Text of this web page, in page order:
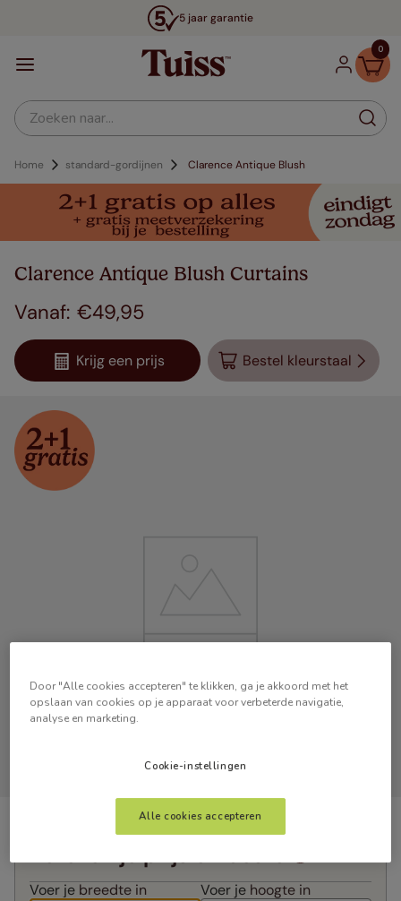
5 jaar garantie
0
Zoeken naar...
Home standard-gordijnen Clarence Antique Blush
Clarence Antique Blush Curtains
€49,95
Krijg een prijs Bestel kleurstaal
Voer je breedte in Voer je hoogte in
Door "Alle cookies accepteren" te klikken, ga je akkoord met het
opslaan van cookies op je apparaat voor verbeterde navigatie,
analyse en marketing.
Cookie-instellingen
Alle cookies accepteren